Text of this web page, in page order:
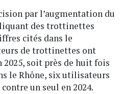
par l’augmentation du
des trottinettes
cités dans le
de trottinettes ont
2025, soit près de huit fois
le Rhône, six utilisateurs
un seul en 2024.